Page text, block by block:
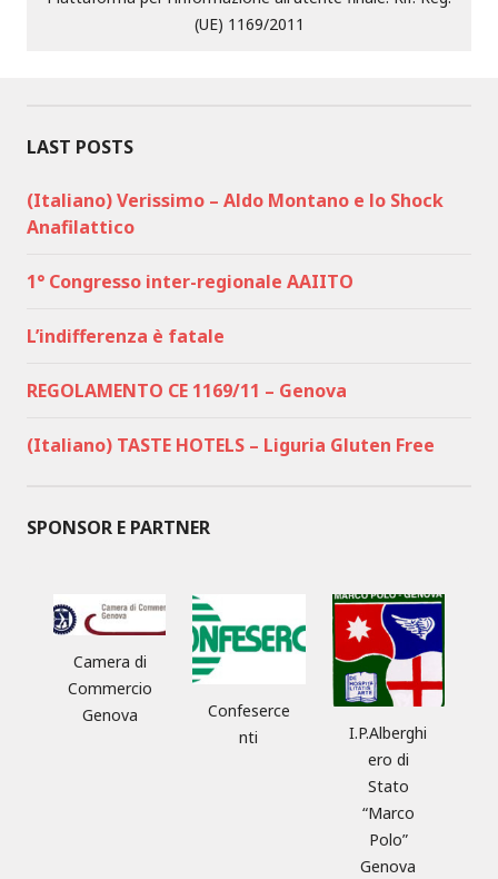
(UE) 1169/2011
LAST POSTS
(Italiano) Verissimo – Aldo Montano e lo Shock
Anafilattico
1° Congresso inter-regionale AAIITO
L’indifferenza è fatale
REGOLAMENTO CE 1169/11 – Genova
(Italiano) TASTE HOTELS – Liguria Gluten Free
SPONSOR E PARTNER
Camera di
Commercio
Genova
Confeserce
nti
I.P.Alberghi
ero di
Stato
“Marco
Polo”
Genova